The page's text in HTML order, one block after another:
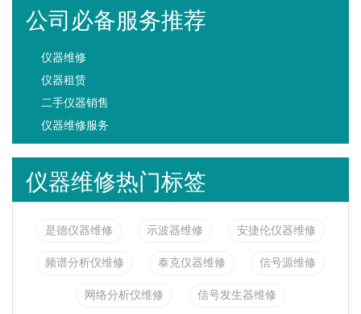
公司必备服务推荐
仪器维修
仪器租赁
二手仪器销售
仪器维修服务
仪器维修热门标签
是德仪器维修 示波器维修 安捷伦仪器维修
频谱分析仪维修 泰克仪器维修 信号源维修
网络分析仪维修 信号发生器维修